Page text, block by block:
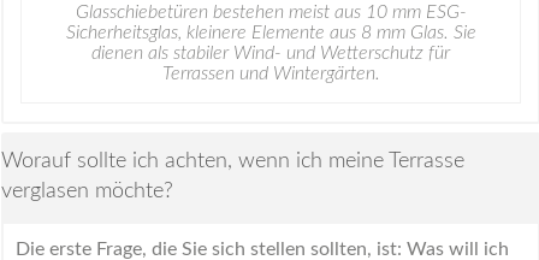
Glasschiebetüren bestehen meist aus 10 mm ESG-
Sicherheitsglas, kleinere Elemente aus 8 mm Glas. Sie
dienen als stabiler Wind- und Wetterschutz für
Terrassen und Wintergärten.
Worauf sollte ich achten, wenn ich meine Terrasse
verglasen möchte?
Die erste Frage, die Sie sich stellen sollten, ist: Was will ich